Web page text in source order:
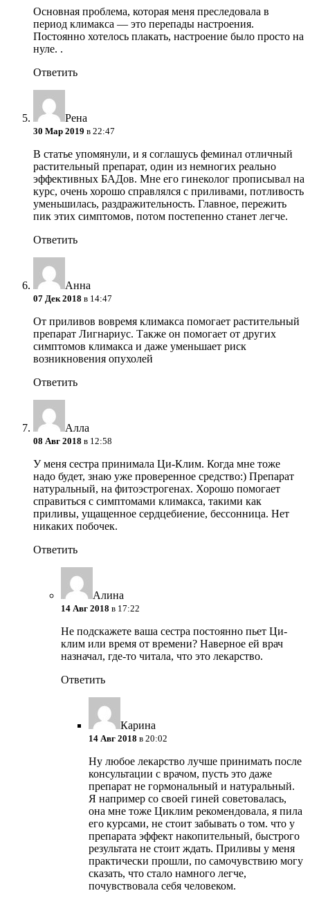
Основная проблема, которая меня преследовала в
период климакса — это перепады настроения.
Постоянно хотелось плакать, настроение было просто на
нуле. .
Ответить
Рена
30 Мар 2019 в 22:47
В статье упомянули, и я соглашусь феминал отличный
растительный препарат, один из немногих реально
эффективных БАДов. Мне его гинеколог прописывал на
курс, очень хорошо справлялся с приливами, потливость
уменьшилась, раздражительность. Главное, пережить
пик этих симптомов, потом постепенно станет легче.
Ответить
Анна
07 Дек 2018 в 14:47
От приливов вовремя климакса помогает растительный
препарат Лигнариус. Также он помогает от других
симптомов климакса и даже уменьшает риск
возникновения опухолей
Ответить
Алла
08 Авг 2018 в 12:58
У меня сестра принимала Ци-Клим. Когда мне тоже
надо будет, знаю уже проверенное средство:) Препарат
натуральный, на фитоэстрогенах. Хорошо помогает
справиться с симптомами климакса, такими как
приливы, ущащенное сердцебиение, бессонница. Нет
никаких побочек.
Ответить
Алина
14 Авг 2018 в 17:22
Не подскажете ваша сестра постоянно пьет Ци-
клим или время от времени? Наверное ей врач
назначал, где-то читала, что это лекарство.
Ответить
Карина
14 Авг 2018 в 20:02
Ну любое лекарство лучше принимать после
консультации с врачом, пусть это даже
препарат не гормональный и натуральный.
Я например со своей гиней советовалась,
она мне тоже Циклим рекомендовала, я пила
его курсами, не стоит забывать о том. что у
препарата эффект накопительный, быстрого
результата не стоит ждать. Приливы у меня
практически прошли, по самочувствию могу
сказать, что стало намного легче,
почувствовала себя человеком.